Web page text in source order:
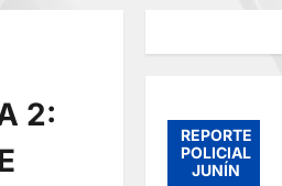
2:
REPORTE
POLICIAL
JUNÍN